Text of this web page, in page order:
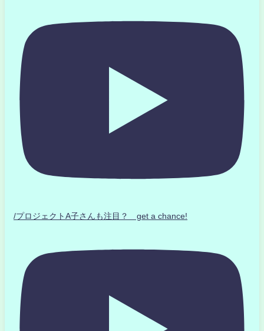
/プロジェクトA子さんも注目？ get a chance!